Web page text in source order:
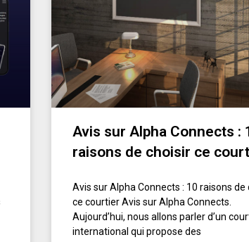
Avis sur Alpha Connects :
raisons de choisir ce
Avis sur Alpha Connects : 10 raisons de
ce courtier Avis sur Alpha Connects.
Aujourd’hui, nous allons parler d’un
international qui propose des